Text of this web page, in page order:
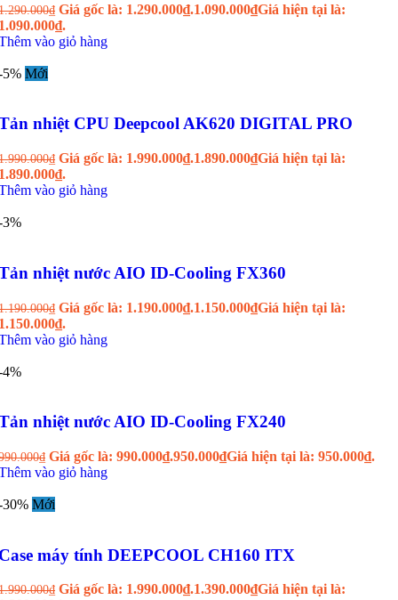
₫ Giá gốc là: 1.290.000₫.1.090.000₫Giá hiện tại là:
vào giỏ hàng
5% Mới
nhiệt CPU Deepcool AK620 DIGITAL PRO
₫ Giá gốc là: 1.990.000₫.1.890.000₫Giá hiện tại là:
vào giỏ hàng
3%
nhiệt nước AIO ID-Cooling FX360
₫ Giá gốc là: 1.190.000₫.1.150.000₫Giá hiện tại là:
vào giỏ hàng
4%
nhiệt nước AIO ID-Cooling FX240
₫ Giá gốc là: 990.000₫.950.000₫Giá hiện tại là: 950.000₫.
vào giỏ hàng
30% Mới
máy tính DEEPCOOL CH160 ITX
₫ Giá gốc là: 1.990.000₫.1.390.000₫Giá hiện tại là: